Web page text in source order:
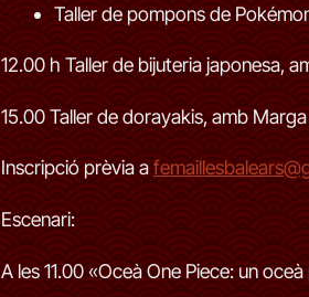
Taller de pompons de
12.00 h Taller de bijuteria japonesa,
15.00 Taller de dorayakis, amb
Inscripció prèvia a
Escenari:
A les 11.00 «Oceà One Piece: un